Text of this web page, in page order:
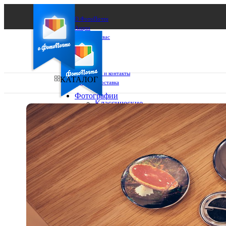
О ФотоПочте
Акции
Сделаем за вас
Бизнесу
FAQ
Франшиза
Поддержка и контакты
Оплата и доставка
Ваш город:
Ваш регион доставки
Выберите из списка:
КАТАЛОГ
Фотографии
Классические
фото
10х10
10х15
13х18
15х15
15х20
20х20
20х30
30х30
30х40
А4
Фото
в